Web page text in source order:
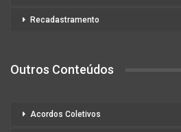
Recadastramento
Outros Conteúdos
Acordos Coletivos